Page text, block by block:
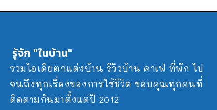
รู้จัก "ในบ้าน"
รวมไอเดียตกแต่งบ้าน รีวิวบ้าน คาเฟ่ ที่พัก ไป
จนถึงทุกเรื่องของการใช้ชีวิต ขอบคุณทุกคนที่
ติดตามกันมาตั้งแต่ปี 2012